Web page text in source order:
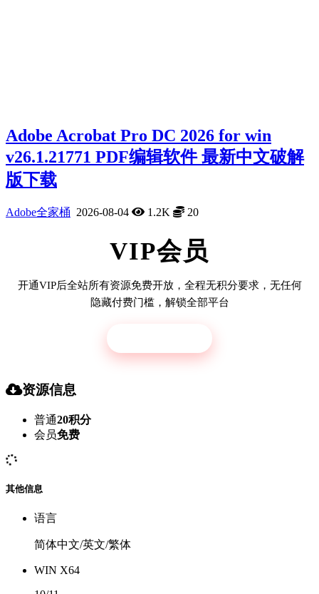
Adobe Acrobat Pro DC 2026 for win
v26.1.21771 PDF编辑软件 最新中文破解
版下载
Adobe全家桶 2026-08-04 1.2K 20
VIP会员
开通VIP后全站所有资源免费开放，全程无积分要求，无任何
隐藏付费门槛，解锁全部平台
资源信息
普通20积分
会员免费
其他信息
语言
简体中文/英文/繁体
WIN X64